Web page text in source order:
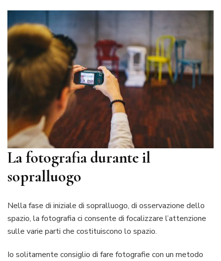
La fotografia durante il
sopralluogo
Nella fase di iniziale di sopralluogo, di osservazione dello
spazio, la fotografia ci consente di focalizzare l’attenzione
sulle varie parti che costituiscono lo spazio.
Io solitamente consiglio di fare fotografie con un metodo